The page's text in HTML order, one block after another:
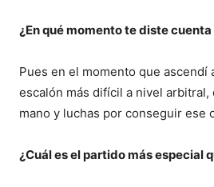
¿En qué momento te diste
Pues en el momento que
escalón más difícil a nivel
mano y luchas por conseguir ese
¿Cuál es el partido más especial